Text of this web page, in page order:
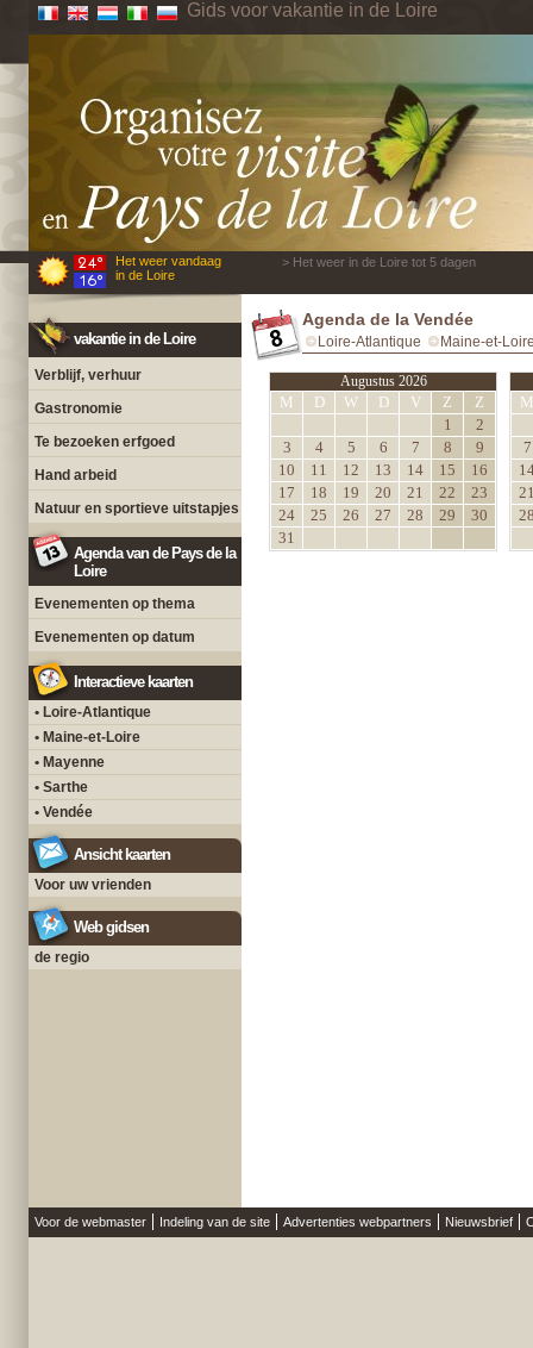
Gids voor vakantie in de Loire
Het weer vandaag
in de Loire
> Het weer in de Loire tot 5 dagen
vakantie in de Loire
Verblijf, verhuur
Gastronomie
Te bezoeken erfgoed
Hand arbeid
Natuur en sportieve uitstapjes
Agenda van de Pays de la
Loire
Evenementen op thema
Evenementen op datum
Interactieve kaarten
• Loire-Atlantique
• Maine-et-Loire
• Mayenne
• Sarthe
• Vendée
Ansicht kaarten
Voor uw vrienden
Web gidsen
de regio
Agenda de la Vendée
Loire-Atlantique Maine-et-
Augustus 2026
M D W D V Z
Z
1
2
3
4 5 6 7 8
9
10
11 12 13 14 15
16
17
18 19 20 21 22
23
24
25 26 27 28 29
30
31
M
7
Voor de webmaster Indeling van de site Advertenties webpartners Nieuwsbrief